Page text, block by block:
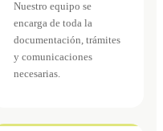
Nuestro equipo se
encarga de toda la
documentación, trámites
y comunicaciones
necesarias.